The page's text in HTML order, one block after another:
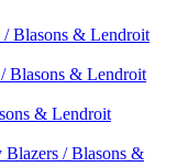
Blasons & Lendroit
Blasons & Lendroit
& Lendroit
Blazers / Blasons &